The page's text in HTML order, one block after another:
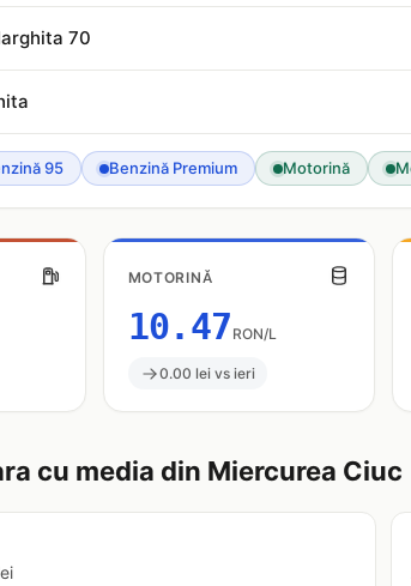
70
95 Benzină Premium Motorină
MOTORINĂ
10.47 RON/L
0.00 lei vs ieri
cu media din Miercurea Ciuc